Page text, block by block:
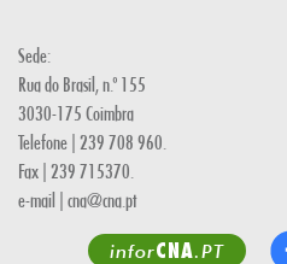
Sede:
Rua do Brasil, n.º 155
3030-175 Coimbra
Telefone | 239 708 960.
Fax | 239 715370.
e-mail | cna@cna.pt
inforCNA.PT